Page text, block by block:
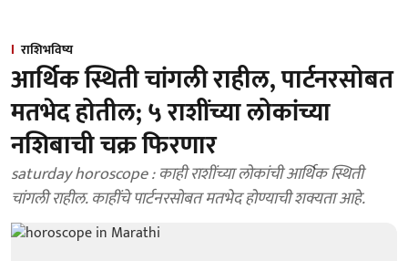
राशिभविष्य
आर्थिक स्थिती चांगली राहील, पार्टनरसोबत
मतभेद होतील; ५ राशींच्या लोकांच्या
नशिबाची चक्र फिरणार
saturday horoscope : काही राशींच्या लोकांची आर्थिक स्थिती
चांगली राहील. काहींचे पार्टनरसोबत मतभेद होण्याची शक्यता आहे.